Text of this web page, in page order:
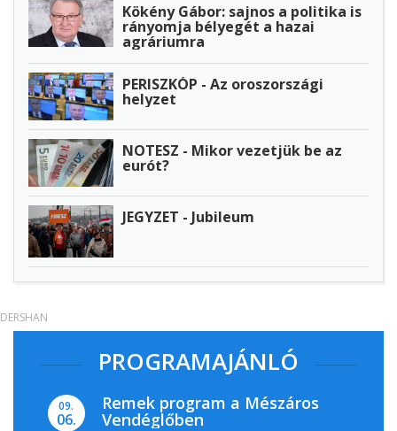
Kökény Gábor: sajnos a politika is
rányomja bélyegét a hazai
agráriumra
PERISZKÓP - Az oroszországi
helyzet
NOTESZ - Mikor vezetjük be az
eurót?
JEGYZET - Jubileum
PROGRAMAJÁNLÓ
09.
06.
Remek program a Mészáros
Vendéglőben
DERSHAN